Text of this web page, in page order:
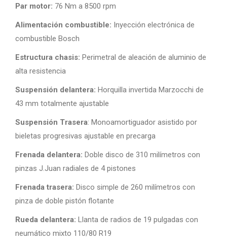
Par motor: 76 Nm a 8500 rpm
Alimentación combustible: Inyección electrónica de
combustible Bosch
Estructura chasis: Perimetral de aleación de aluminio de
alta resistencia
Suspensión delantera: Horquilla invertida Marzocchi de
43 mm totalmente ajustable
Suspensión Trasera: Monoamortiguador asistido por
bieletas progresivas ajustable en precarga
Frenada delantera: Doble disco de 310 milímetros con
pinzas J.Juan radiales de 4 pistones
Frenada trasera: Disco simple de 260 milímetros con
pinza de doble pistón flotante
Rueda delantera: Llanta de radios de 19 pulgadas con
neumático mixto 110/80 R19